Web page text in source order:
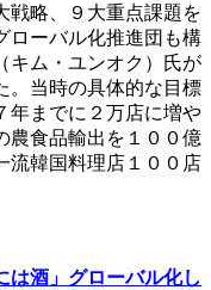
戦略、９大重点課題を
ローバル化推進団も構
キム・ユンオク）氏が
。当時の具体的な目標
年までに２万店に増や
農食品輸出を１００億
流韓国料理店１００店
は酒」グローバル化し